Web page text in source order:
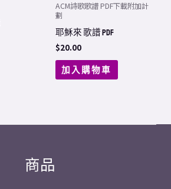
ACM詩歌歌譜 PDF下載附加計
劃
耶穌來 歌譜 PDF
$20.00
加入購物車
商品